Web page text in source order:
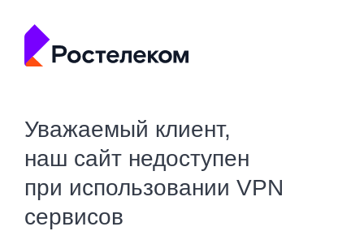
Уважаемый клиент,
наш сайт недоступен
при использовании VPN
сервисов